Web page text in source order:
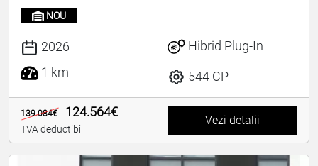
NOU
2026
1 km
Hibrid Plug-In
544 CP
139.084€ 124.564€
TVA deductibil
Vezi detalii